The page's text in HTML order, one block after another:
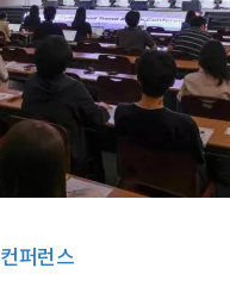
퍼런스